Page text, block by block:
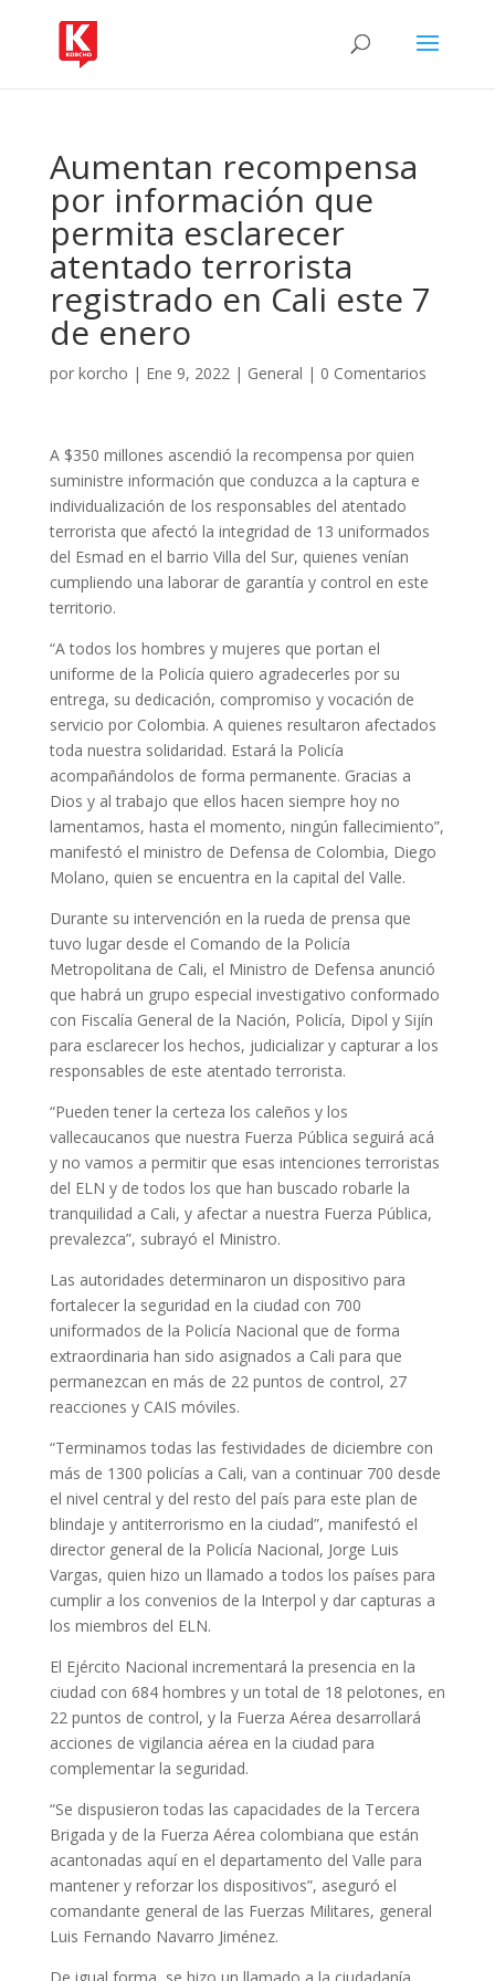
Aumentan recompensa
por información que
permita esclarecer
atentado terrorista
registrado en Cali este 7
de enero
por korcho | Ene 9, 2022| General | 0 Comentarios
A $350 millones ascendió la recompensa por quien
suministre información que conduzca a la captura e
individualización de los responsables del atentado
terrorista que afectó la integridad de 13 uniformados
del Esmad en el barrio Villa del Sur, quienes venían
cumpliendo una laborar de garantía y control en este
territorio.
“A todos los hombres y mujeres que portan el
uniforme de la Policía quiero agradecerles por su
entrega, su dedicación, compromiso y vocación de
servicio por Colombia. A quienes resultaron afectados
toda nuestra solidaridad. Estará la Policía
acompañándolos de forma permanente. Gracias a
Dios y al trabajo que ellos hacen siempre hoy no
lamentamos, hasta el momento, ningún fallecimiento”,
manifestó el ministro de Defensa de Colombia, Diego
Molano, quien se encuentra en la capital del Valle.
Durante su intervención en la rueda de prensa que
tuvo lugar desde el Comando de la Policía
Metropolitana de Cali, el Ministro de Defensa anunció
que habrá un grupo especial investigativo conformado
con Fiscalía General de la Nación, Policía, Dipol y Sijín
para esclarecer los hechos, judicializar y capturar a los
responsables de este atentado terrorista.
“Pueden tener la certeza los caleños y los
vallecaucanos que nuestra Fuerza Pública seguirá acá
y no vamos a permitir que esas intenciones terroristas
del ELN y de todos los que han buscado robarle la
tranquilidad a Cali, y afectar a nuestra Fuerza Pública,
prevalezca”, subrayó el Ministro.
Las autoridades determinaron un dispositivo para
fortalecer la seguridad en la ciudad con 700
uniformados de la Policía Nacional que de forma
extraordinaria han sido asignados a Cali para que
permanezcan en más de 22 puntos de control, 27
reacciones y CAIS móviles.
“Terminamos todas las festividades de diciembre con
más de 1300 policías a Cali, van a continuar 700 desde
el nivel central y del resto del país para este plan de
blindaje y antiterrorismo en la ciudad”, manifestó el
director general de la Policía Nacional, Jorge Luis
Vargas, quien hizo un llamado a todos los países para
cumplir a los convenios de la Interpol y dar capturas a
los miembros del ELN.
El Ejército Nacional incrementará la presencia en la
ciudad con 684 hombres y un total de 18 pelotones, en
22 puntos de control, y la Fuerza Aérea desarrollará
acciones de vigilancia aérea en la ciudad para
complementar la seguridad.
“Se dispusieron todas las capacidades de la Tercera
Brigada y de la Fuerza Aérea colombiana que están
acantonadas aquí en el departamento del Valle para
mantener y reforzar los dispositivos”, aseguró el
comandante general de las Fuerzas Militares, general
Luis Fernando Navarro Jiménez.